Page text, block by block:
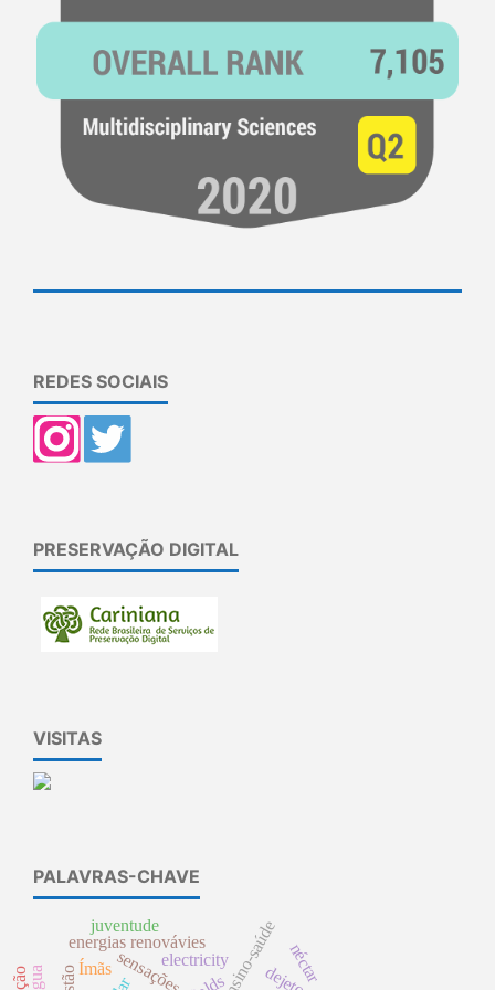
REDES SOCIAIS
PRESERVAÇÃO DIGITAL
VISITAS
PALAVRAS-CHAVE
sensações
energias renovávies
juventude
Ímãs electricity néctar